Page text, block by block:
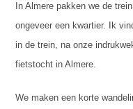
In Almere pakken we de
ongeveer een kwartier. Ik
in de trein, na onze
fietstocht in Almere.
We maken een korte